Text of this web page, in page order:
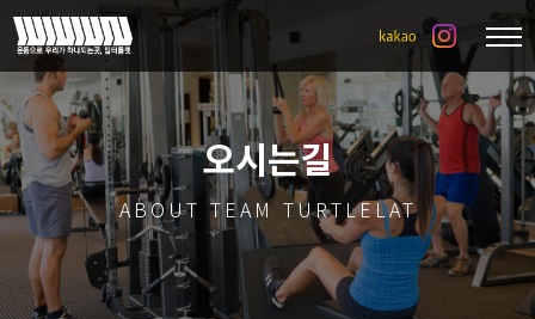
오시는길
ABOUT TEAM TURTLELAT